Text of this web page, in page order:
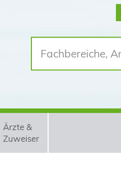
Ärzte &
Zuweiser